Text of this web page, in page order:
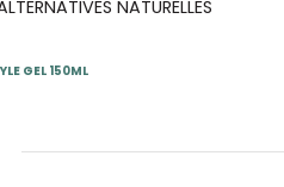
NATURELLES
GEL 150ML